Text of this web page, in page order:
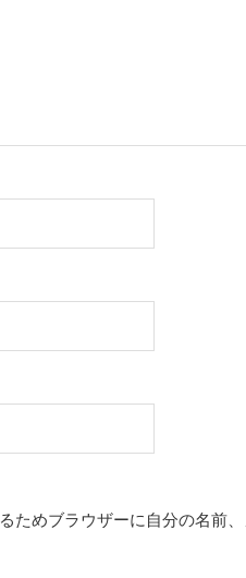
ためブラウザーに自分の名前